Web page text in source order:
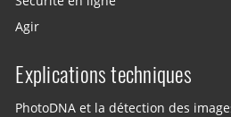
Agir
Explications techniques
PhotoDNA et la détection des